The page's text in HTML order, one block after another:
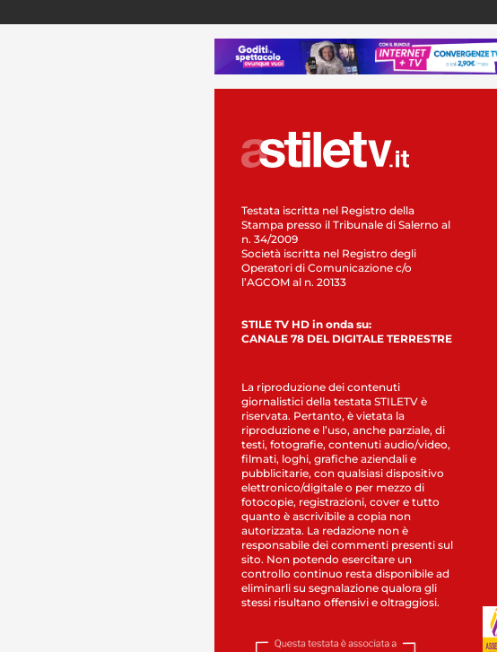
Testata iscritta nel Registro della
Stampa presso il Tribunale di Salerno al
n. 34/2009
Società iscritta nel Registro degli
Operatori di Comunicazione c/o
l’AGCOM al n. 20133
STILE TV HD in onda su:
CANALE 78 DEL DIGITALE TERRESTRE
La riproduzione dei contenuti
giornalistici della testata STILETV è
riservata. Pertanto, è vietata la
riproduzione e l’uso, anche parziale, di
testi, fotografie, contenuti audio/video,
filmati, loghi, grafiche aziendali e
pubblicitarie, con qualsiasi dispositivo
elettronico/digitale o per mezzo di
fotocopie, registrazioni, cover e tutto
quanto è ascrivibile a copia non
autorizzata. La redazione non è
responsabile dei commenti presenti sul
sito. Non potendo esercitare un
controllo continuo resta disponibile ad
eliminarli su segnalazione qualora gli
stessi risultano offensivi e oltraggiosi.